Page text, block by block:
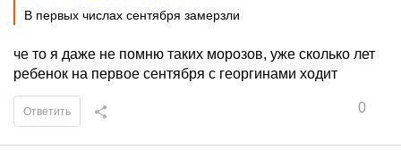
В первых числах сентября замерзли
че то я даже не помню таких морозов, уже сколько лет
ребенок на первое сентября с георгинами ходит
0
Ответить